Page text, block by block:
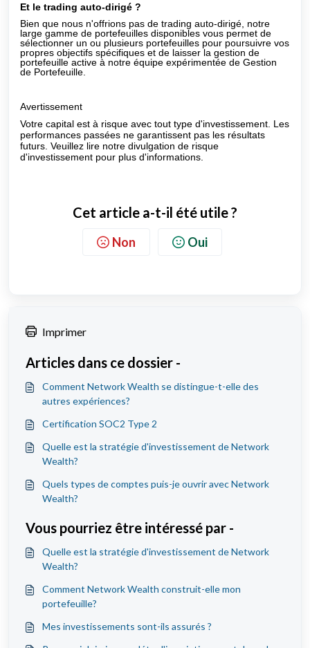
Et le trading auto-dirigé ?
Bien que nous n'offrions pas de trading auto-dirigé, notre
large gamme de portefeuilles disponibles vous permet de
sélectionner un ou plusieurs portefeuilles pour poursuivre vos
propres objectifs spécifiques et de laisser la gestion de
portefeuille active à notre équipe expérimentée de Gestion
de Portefeuille.
Avertissement
Votre capital est à risque avec tout type d'investissement. Les
performances passées ne garantissent pas les résultats
futurs. Veuillez lire notre divulgation de risque
d'investissement pour plus d'informations.
Cet article a-t-il été utile ?
Non Oui
Imprimer
Articles dans ce dossier -
Comment Network Wealth se distingue-t-elle des
autres expériences?
Certification SOC2 Type 2
Quelle est la stratégie d'investissement de Network
Wealth?
Quels types de comptes puis-je ouvrir avec Network
Wealth?
Vous pourriez être intéressé par -
Quelle est la stratégie d'investissement de Network
Wealth?
Comment Network Wealth construit-elle mon
portefeuille?
Mes investissements sont-ils assurés ?